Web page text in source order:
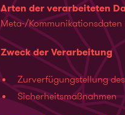
Arten der verarbeiteten
Meta-/Kommunikationsdaten
Zweck der Verarbeitung
Zurverfügungstellung
Sicherheitsmaßnahmen